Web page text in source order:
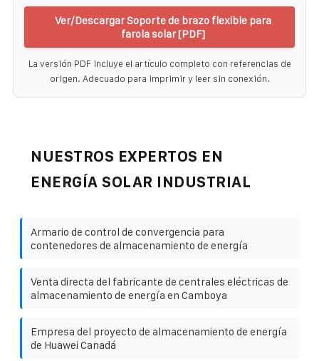
Ver/Descargar Soporte de brazo flexible para
farola solar [PDF]
La versión PDF incluye el artículo completo con referencias de
origen. Adecuado para imprimir y leer sin conexión.
NUESTROS EXPERTOS EN
ENERGÍA SOLAR INDUSTRIAL
Armario de control de convergencia para
contenedores de almacenamiento de energía
Venta directa del fabricante de centrales eléctricas de
almacenamiento de energía en Camboya
Empresa del proyecto de almacenamiento de energía
de Huawei Canadá